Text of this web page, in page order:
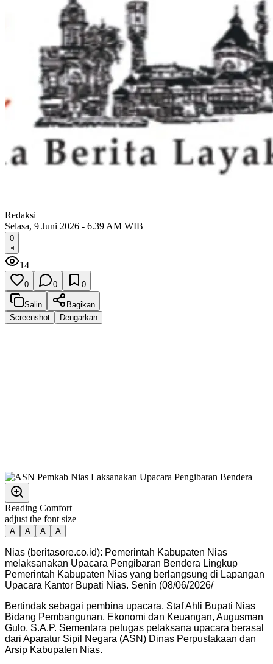
Redaksi
Selasa, 9 Juni 2026 - 6.39 AM WIB
0
14
0 0 0
Salin
Bagikan
Screenshot
Dengarkan
Reading Comfort
adjust the font size
A A A A
Nias (beritasore.co.id): Pemerintah Kabupaten Nias
melaksanakan Upacara Pengibaran Bendera Lingkup
Pemerintah Kabupaten Nias yang berlangsung di Lapangan
Upacara Kantor Bupati Nias. Senin (08/06/2026/
Bertindak sebagai pembina upacara, Staf Ahli Bupati Nias
Bidang Pembangunan, Ekonomi dan Keuangan, Augusman
Gulo, S.A.P. Sementara petugas pelaksana upacara berasal
dari Aparatur Sipil Negara (ASN) Dinas Perpustakaan dan
Arsip Kabupaten Nias.